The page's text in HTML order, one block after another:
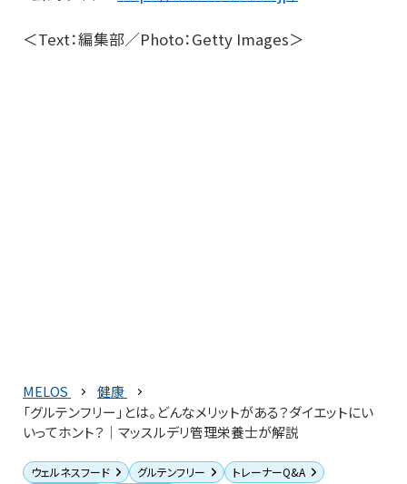
＜Text：編集部／Photo：Getty Images＞
MELOS
健康
「グルテンフリー」とは。どんなメリットがある？ダイエットにい
いってホント？｜マッスルデリ管理栄養士が解説
ウェルネスフード グルテンフリー
トレーナーQ&A